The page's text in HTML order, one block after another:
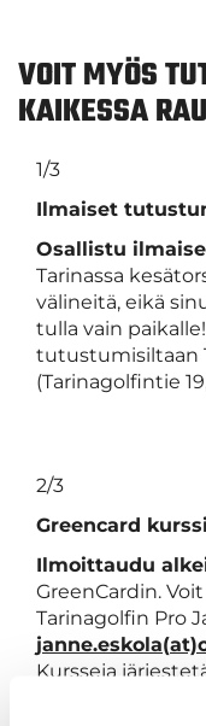
VOIT MYÖS
KAIKESSA
1/3
Ilmaiset
Osallistu
Tarinassa
välineitä, eikä
tulla vain
tutustumisiltaan
(Tarinagolfintie
2/3
Greencard kurssi
Ilmoittaudu
GreenCardin.
Tarinagolfin Pro
Kursseja